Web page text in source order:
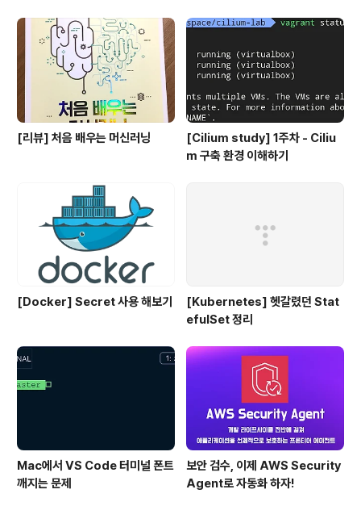
[리뷰] 처음 배우는 머신러닝
[Cilium study] 1주차 - Ciliu
m 구축 환경 이해하기
[Docker] Secret 사용 해보기
[Kubernetes] 헷갈렸던 Stat
efulSet 정리
Mac에서 VS Code 터미널 폰트
깨지는 문제
보안 검수, 이제 AWS Security
Agent로 자동화 하자!